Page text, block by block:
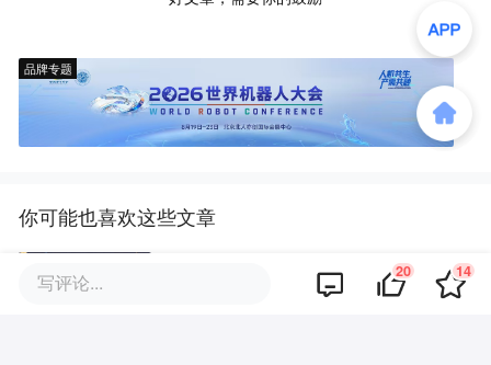
品牌专题
你可能也喜欢这些文章
SpaceX对手破产了
写评论... 20 14